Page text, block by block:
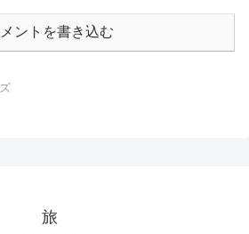
ントを書き込む
旅